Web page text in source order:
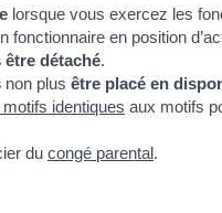
lorsque vous exercez les
fonctionnaire en position
être détaché.
non plus être placé en
identiques aux motifs
du congé parental.